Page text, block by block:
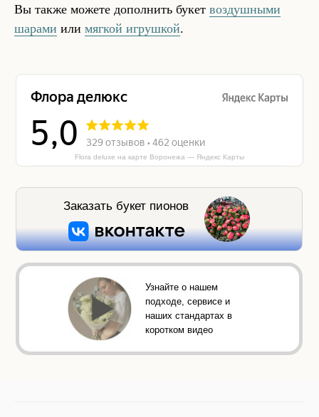
Вы также можете дополнить букет воздушными
шарами или мягкой игрушкой.
Flora deluxe на карте Воронежа — Яндекс Карты
Узнайте о нашем
подходе, сервисе и
наших стандартах в
коротком видео
Заказать букет пионов